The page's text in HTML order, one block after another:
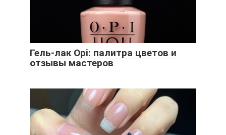
Гель-лак Opi: палитра цветов и
отзывы мастеров